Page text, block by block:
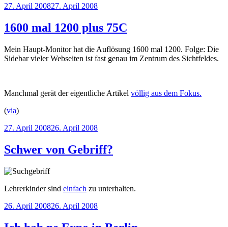
Veröffentlicht
27. April 200827. April 2008
1600 mal 1200 plus 75C
Mein Haupt-Monitor hat die Auflösung 1600 mal 1200. Folge: Die
Sidebar vieler Webseiten ist fast genau im Zentrum des Sichtfeldes.
Manchmal gerät der eigentliche Artikel völlig aus dem Fokus.
(via)
Veröffentlicht
27. April 200826. April 2008
Schwer von Gebriff?
Lehrerkinder sind einfach zu unterhalten.
Veröffentlicht
26. April 200826. April 2008